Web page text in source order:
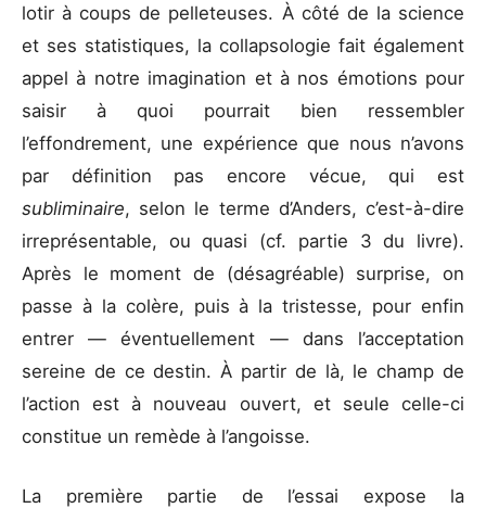
lotir à coups de pelleteuses. À côté de la science
et ses statistiques, la collapsologie fait également
appel à notre imagination et à nos émotions pour
saisir à quoi pourrait bien ressembler
l’effondrement, une expérience que nous n’avons
par définition pas encore vécue, qui est
subliminaire, selon le terme d’Anders, c’est-à-dire
irreprésentable, ou quasi (cf. partie 3 du livre).
Après le moment de (désagréable) surprise, on
passe à la colère, puis à la tristesse, pour enfin
entrer — éventuellement — dans l’acceptation
sereine de ce destin. À partir de là, le champ de
l’action est à nouveau ouvert, et seule celle-ci
constitue un remède à l’angoisse.
La première partie de l’essai expose la